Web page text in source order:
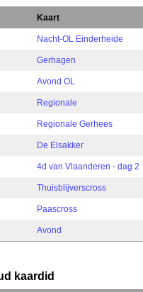
Kaart
Nacht-OL Einderheide
Gerhagen
Avond OL
Regionale
Regionale Gerhees
De Elsakker
4d van Vlaanderen - dag 2
Thuisblijverscross
Paascross
Avond
kaardid